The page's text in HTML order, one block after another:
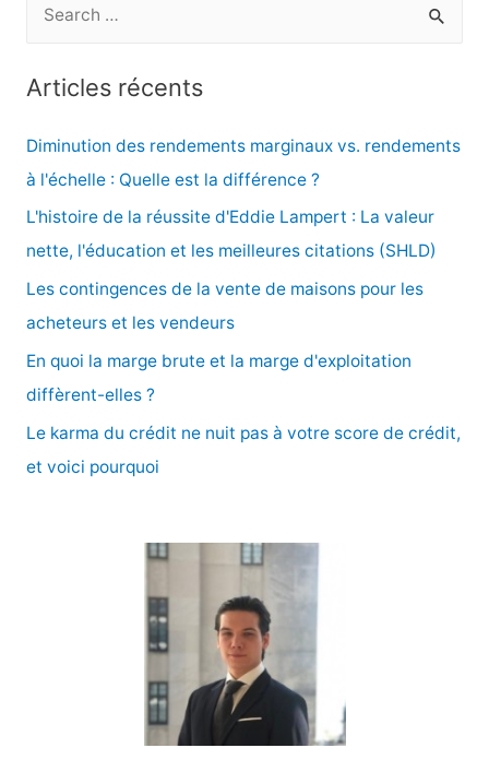
e
r
c
Articles récents
Diminution des rendements marginaux vs. rendements
à l'échelle : Quelle est la différence ?
L'histoire de la réussite d'Eddie Lampert : La valeur
nette, l'éducation et les meilleures citations (SHLD)
Les contingences de la vente de maisons pour les
acheteurs et les vendeurs
En quoi la marge brute et la marge d'exploitation
diffèrent-elles ?
Le karma du crédit ne nuit pas à votre score de crédit,
et voici pourquoi